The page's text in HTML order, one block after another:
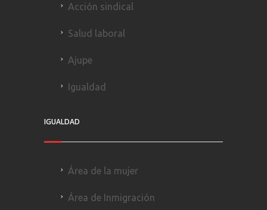
Acción sindical
Salud laboral
Ajupe
Igualdad
IGUALDAD
Área de la mujer
Área de Inmigración